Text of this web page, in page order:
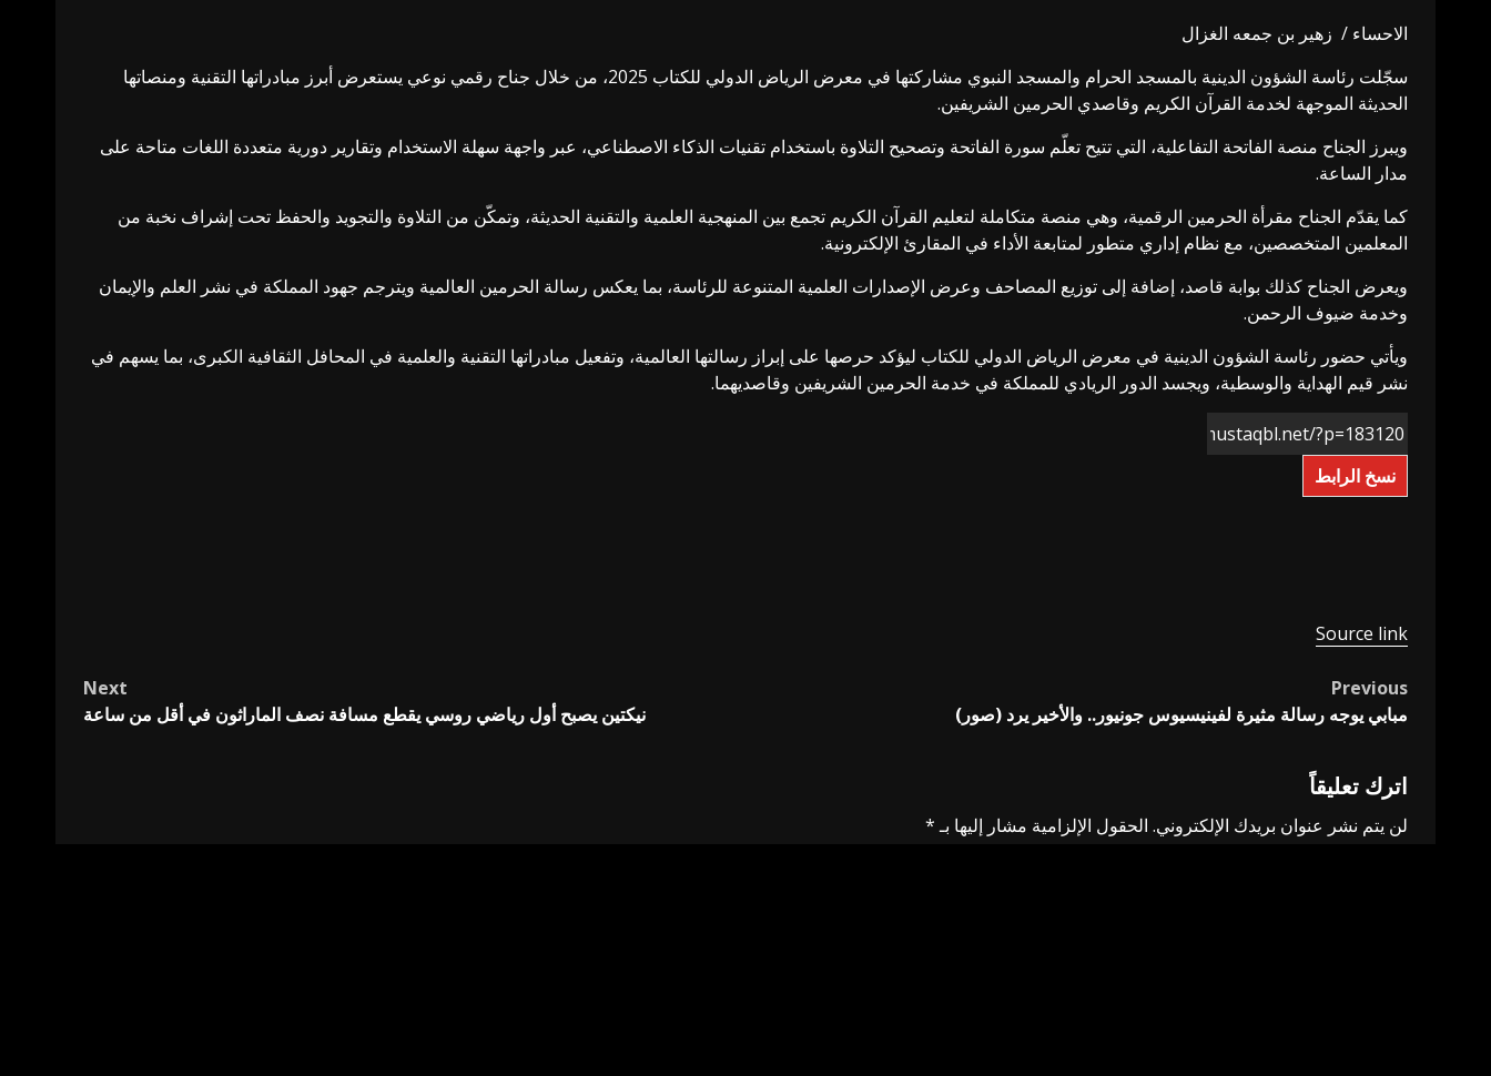
الاحساء / زهير بن جمعه الغزال
سجّلت رئاسة الشؤون الدينية بالمسجد الحرام والمسجد النبوي مشاركتها في معرض الرياض الدولي للكتاب 2025، من خلال جناح رقمي نوعي يستعرض أبرز مبادراتها التقنية ومنصاتها
الحديثة الموجهة لخدمة القرآن الكريم وقاصدي الحرمين الشريفين.
ويبرز الجناح منصة الفاتحة التفاعلية، التي تتيح تعلّم سورة الفاتحة وتصحيح التلاوة باستخدام تقنيات الذكاء الاصطناعي، عبر واجهة سهلة الاستخدام وتقارير دورية متعددة اللغات متاحة على
مدار الساعة.
كما يقدّم الجناح مقرأة الحرمين الرقمية، وهي منصة متكاملة لتعليم القرآن الكريم تجمع بين المنهجية العلمية والتقنية الحديثة، وتمكّن من التلاوة والتجويد والحفظ تحت إشراف نخبة من
المعلمين المتخصصين، مع نظام إداري متطور لمتابعة الأداء في المقارئ الإلكترونية.
ويعرض الجناح كذلك بوابة قاصد، إضافة إلى توزيع المصاحف وعرض الإصدارات العلمية المتنوعة للرئاسة، بما يعكس رسالة الحرمين العالمية ويترجم جهود المملكة في نشر العلم والإيمان
وخدمة ضيوف الرحمن.
ويأتي حضور رئاسة الشؤون الدينية في معرض الرياض الدولي للكتاب ليؤكد حرصها على إبراز رسالتها العالمية، وتفعيل مبادراتها التقنية والعلمية في المحافل الثقافية الكبرى، بما يسهم في
نشر قيم الهداية والوسطية، ويجسد الدور الريادي للمملكة في خدمة الحرمين الشريفين وقاصديهما.
نسخ الرابط
Source link
Post
navigation
Previous
مبابي يوجه رسالة مثيرة لفينيسيوس جونيور.. والأخير يرد (صور)
Next
نيكتين يصبح أول رياضي روسي يقطع مسافة نصف الماراثون في أقل من ساعة
اترك تعليقاً
لن يتم نشر عنوان بريدك الإلكتروني. الحقول الإلزامية مشار إليها بـ*